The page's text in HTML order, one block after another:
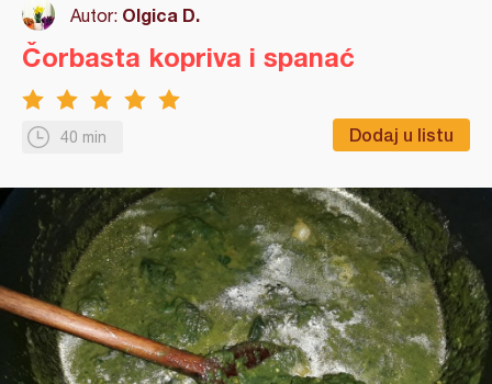
Autor: Olgica D.
40 min Dodaj u listu
Čorbasta kopriva i spanać